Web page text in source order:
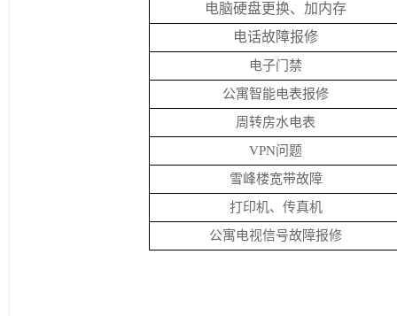
电脑硬盘更换、加内存
电话故障报修
电子门禁
公寓智能电表报修
周转房水电表
VPN问题
雪峰楼宽带故障
打印机、传真机
公寓电视信号故障报修